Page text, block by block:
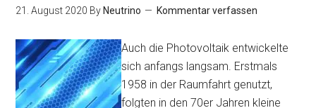
21. August 2020 ByNeutrino Kommentar verfassen
Auch die Photovoltaik entwickelte
sich anfangs langsam. Erstmals
1958 in der Raumfahrt genutzt,
folgten in den 70er Jahren kleine